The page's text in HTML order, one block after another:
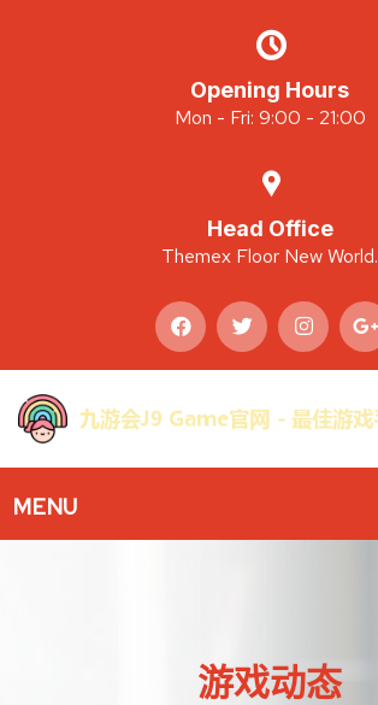
Opening Hours
Mon - Fri: 9:00 - 21:00
Head Office
Themex Floor New World.
游戏动态